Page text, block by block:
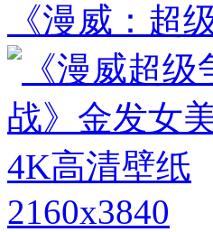
《漫威：超
2160x3840